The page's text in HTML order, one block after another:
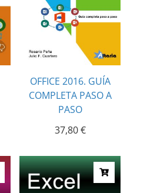
OFFICE 2016. GUÍA
COMPLETA PASO A
PASO
37,80€